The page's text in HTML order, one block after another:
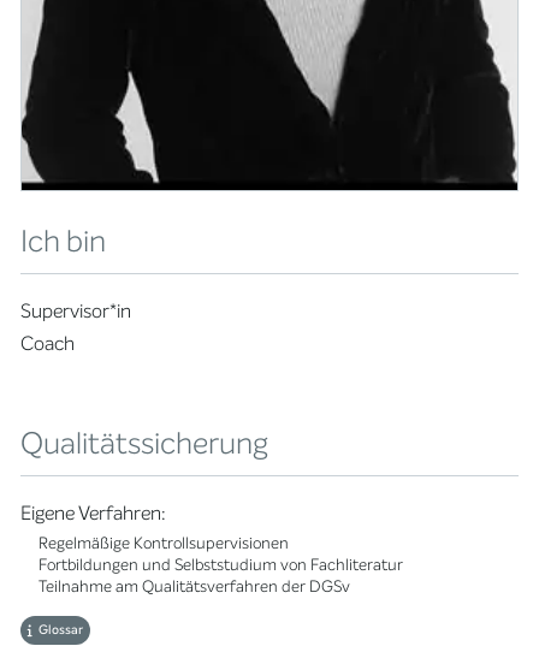
Ich bin
Supervisor*in
Coach
Qualitätssicherung
Eigene Verfahren:
Regelmäßige Kontrollsupervisionen
Fortbildungen und Selbststudium von Fachliteratur
Teilnahme am Qualitätsverfahren der DGSv
Glossar